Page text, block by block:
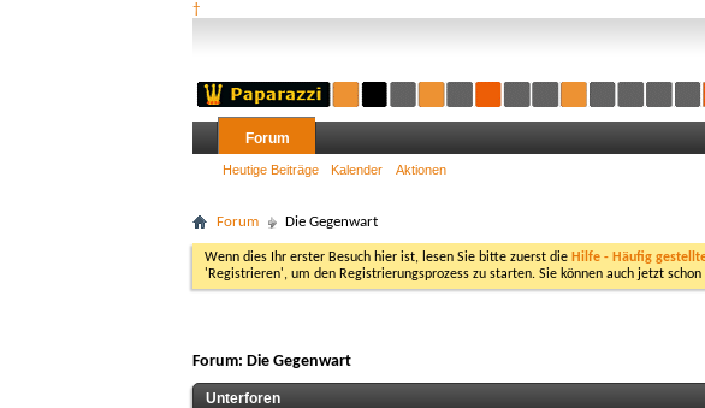
†
Forum
Heutige Beiträge Kalender Aktionen
Forum Die Gegenwart
Wenn dies Ihr erster Besuch hier ist, lesen Sie bitte zuerst die Hilfe - Häufig
'Registrieren', um den Registrierungsprozess zu starten. Sie können auch jetzt
Forum: Die Gegenwart
Unterforen